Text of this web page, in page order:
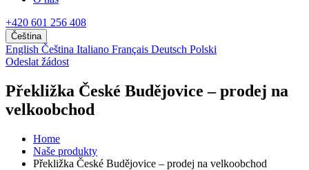
+420 601 256 408
Čeština
English Čeština Italiano Français Deutsch Polski
Odeslat žádost
Překližka České Budějovice – prodej na
velkoobchod
Home
Naše produkty
Překližka České Budějovice – prodej na velkoobchod